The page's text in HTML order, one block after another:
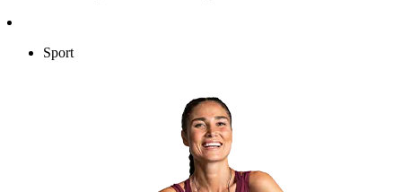
Sport